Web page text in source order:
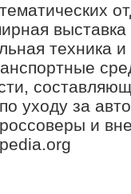
техника и
уходу за
и